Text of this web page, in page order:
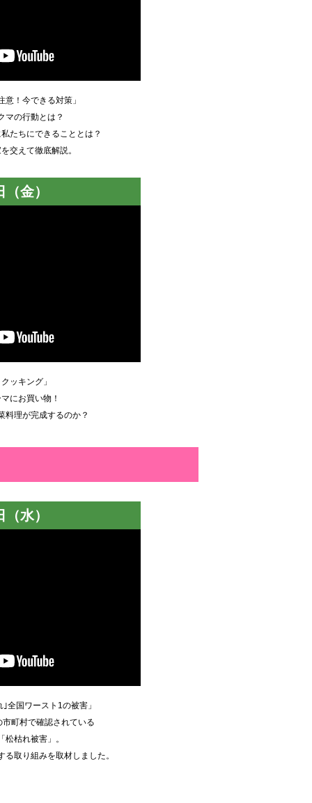
意！今できる対策」
マの行動とは？
たちにできることとは？
交えて徹底解説。
金）
ッキング」
にお買い物！
料理が完成するのか？
水）
全国ワースト1の被害」
町村で確認されている
松枯れ被害」。
取り組みを取材しました。